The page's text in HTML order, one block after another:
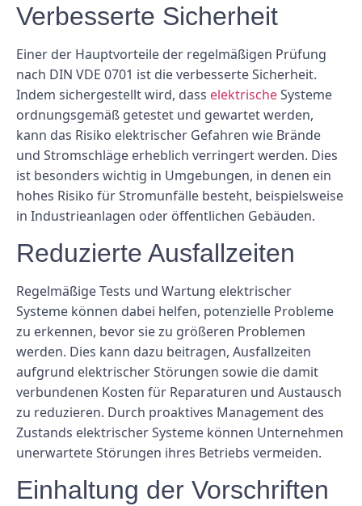
Verbesserte Sicherheit
Einer der Hauptvorteile der regelmäßigen Prüfung
nach DIN VDE 0701 ist die verbesserte Sicherheit.
Indem sichergestellt wird, dass elektrischeSysteme
ordnungsgemäß getestet und gewartet werden,
kann das Risiko elektrischer Gefahren wie Brände
und Stromschläge erheblich verringert werden. Dies
ist besonders wichtig in Umgebungen, in denen ein
hohes Risiko für Stromunfälle besteht, beispielsweise
in Industrieanlagen oder öffentlichen Gebäuden.
Reduzierte Ausfallzeiten
Regelmäßige Tests und Wartung elektrischer
Systeme können dabei helfen, potenzielle Probleme
zu erkennen, bevor sie zu größeren Problemen
werden. Dies kann dazu beitragen, Ausfallzeiten
aufgrund elektrischer Störungen sowie die damit
verbundenen Kosten für Reparaturen und Austausch
zu reduzieren. Durch proaktives Management des
Zustands elektrischer Systeme können Unternehmen
unerwartete Störungen ihres Betriebs vermeiden.
Einhaltung der Vorschriften